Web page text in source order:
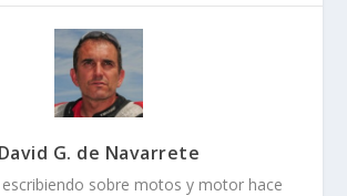
David G. de Navarrete
sobre motos y motor hace